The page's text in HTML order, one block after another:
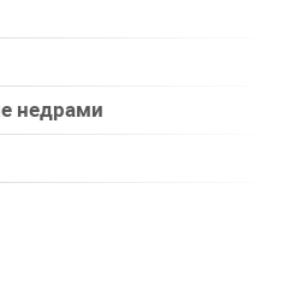
недрами